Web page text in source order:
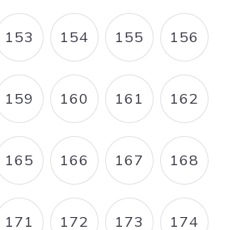
PAGE
153 PAGE
154 PAGE
155 PAGE
156
PAGE
159 PAGE
160 PAGE
161 PAGE
162
PAGE
165 PAGE
166 PAGE
167 PAGE
168
171 172 173 174